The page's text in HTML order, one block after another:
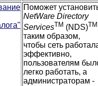
Поможет
NetWare Directory
ServicesTM (NDS)TM
таким образом,
чтобы сеть
эффективно,
пользователям
легко работать, а
администраторам -